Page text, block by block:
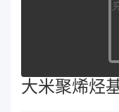
大米聚烯烃